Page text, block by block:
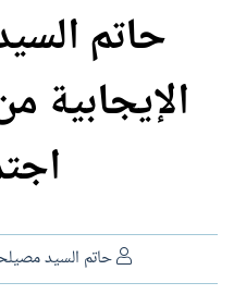
حاتم
الإيجابية
ا
ل
حاتم السيد